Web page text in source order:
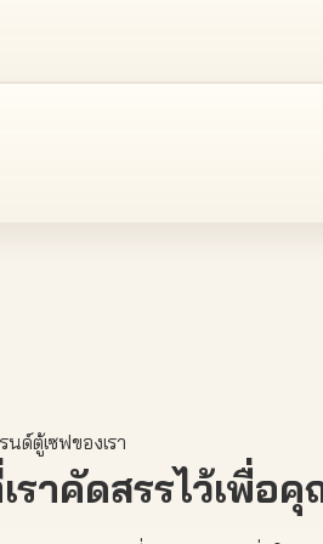
นด์ตู้เซฟของเรา
ราคัดสรรไว้เพื่อ